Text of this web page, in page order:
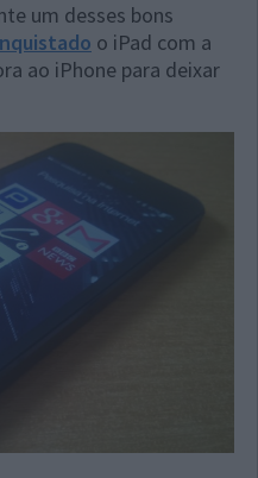
um desses bons
o iPad com a
ao iPhone para deixar